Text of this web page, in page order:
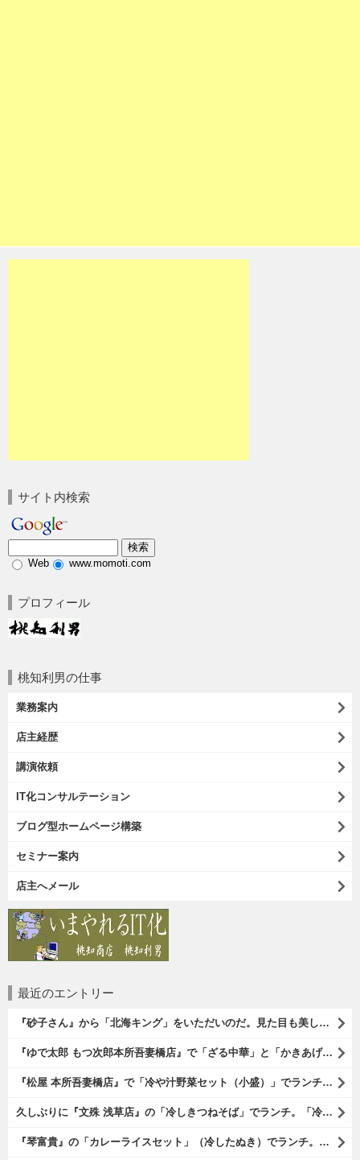
サイト内検索
Web www.momoti.com
プロフィール
桃知利男の仕事
業務案内
店主経歴
講演依頼
IT化コンサルテーション
ブログ型ホームページ構築
セミナー案内
店主へメール
最近のエントリー
『砂子さん』から「北海キング」をいただいのだ。見た目も美しいオレンジ色の果肉。 その果肉にスプーンを入れるとしっかりとした果実が丸々とすくえるのである。 一口食べれば、それはそれはうまいに決まっているのである（笑）。（砂子さんからの贈与：ないえメロン生産組合：JA新すながわ：空知郡奈井江町）
『ゆで太郎 もつ次郎本所吾妻橋店』で「ざる中華」と「かきあげ」を食べた。これを「かきあげざる中華」と呼んでいいのだろうか。まあ、呼び方はどうあれ、勿論、うまいのだからいいのだよ（笑）。（ゆで太郎 もつ次郎本所吾妻橋店：墨田区吾妻橋3丁目）
『松屋 本所吾妻橋店』で「冷や汁野菜セット（小盛）」でランチ。「冷や汁」はご飯の上に全部掛けてやるのだよ。 後はぐちゃぐちゃにして『噛むという行為は殆ど無く、ズスーッと飲み込むように食べるのである』な。 勿論、うまかったのだよ（笑）。（松屋 本所吾妻橋店：墨田区吾妻橋三）
久しぶりに『文殊 浅草店』の「冷しきつねそば」でランチ。「冷しきつめそば」のうまさは甘さである。 あたしは思い出していたのだ。この甘さのせいで「きつねそば」を敬遠していたのか、と。 でも、うまかったのだよ（笑）。（文殊 浅草店：浅草一丁目：浅草地下街）
『琴富貴』の「カレーライスセット」（冷したぬき）でランチ。所謂「蕎麦屋のカレー」と『琴富貴』の夏の定番「冷したぬき」である。勿論、これはダブルでうまいのだよ（笑）。（琴富貴：墨田区吾妻橋1）